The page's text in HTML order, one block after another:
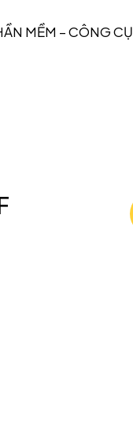
MỀM – CÔNG CỤ